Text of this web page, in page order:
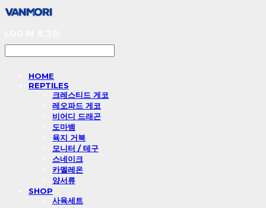
HOME
REPTILES
크레스티드 게코
레오파드 게코
비어디 드래곤
도마뱀
육지 거북
모니터 / 테구
스네이크
카멜레온
양서류
SHOP
사육세트